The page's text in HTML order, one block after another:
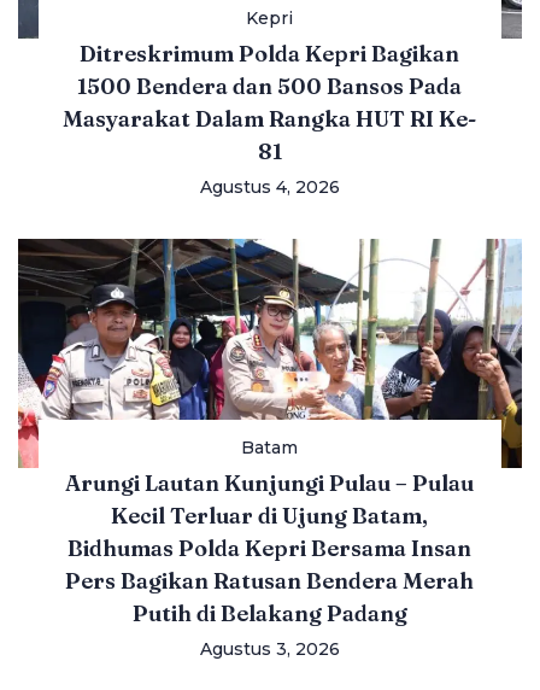
Kepri
Ditreskrimum Polda Kepri Bagikan
1500 Bendera dan 500 Bansos Pada
Masyarakat Dalam Rangka HUT RI Ke-
81
Agustus 4, 2026
Batam
Arungi Lautan Kunjungi Pulau – Pulau
Kecil Terluar di Ujung Batam,
Bidhumas Polda Kepri Bersama Insan
Pers Bagikan Ratusan Bendera Merah
Putih di Belakang Padang
Agustus 3, 2026